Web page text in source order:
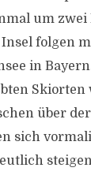
um
folgen
in
über
sich